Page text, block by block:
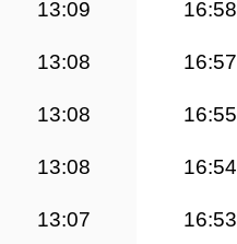
13:09 16:58
13:08 16:57
13:08 16:55
13:08 16:54
13:07 16:53